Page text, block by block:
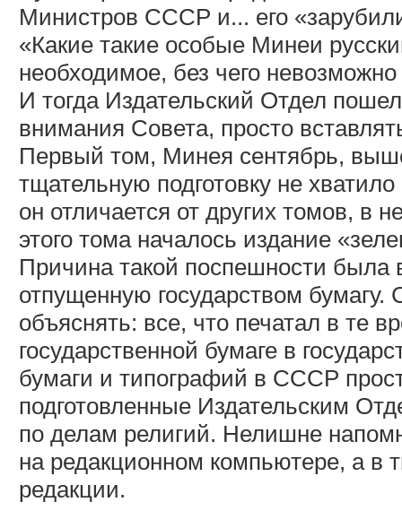
Министров СССР и... его
«Какие такие особые Минеи
необходимое, без чего
И тогда Издательский Отдел
внимания Совета, просто
Первый том, Минея сентябрь,
тщательную подготовку не
он отличается от других томов, в
этого тома началось издание
Причина такой поспешности была
отпущенную государством
объяснять: все, что печатал в те
государственной бумаге в
бумаги и типографий в СССР
подготовленные Издательским
по делам религий. Нелишне
на редакционном компьютере, а в
редакции.